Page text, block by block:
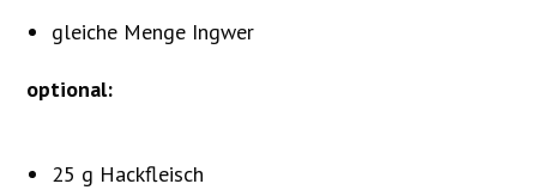
gleiche Menge Ingwer
optional:
25 g Hackfleisch